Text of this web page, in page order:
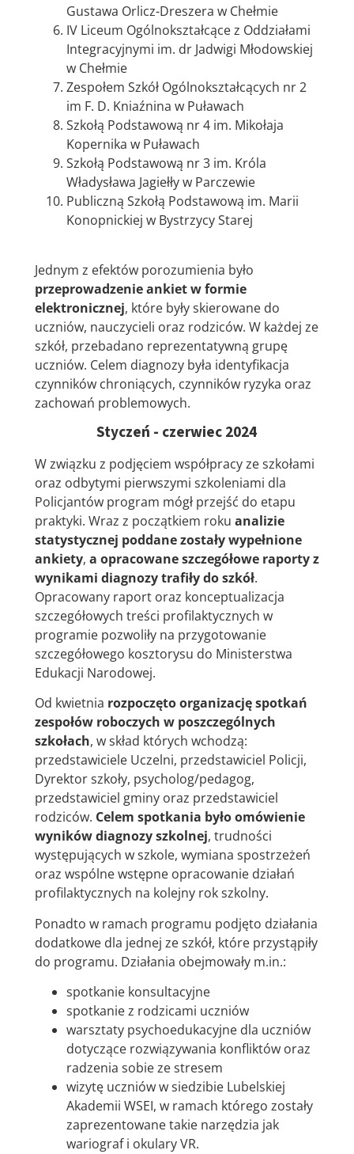
Gustawa Orlicz-Dreszera w Chełmie
IV Liceum Ogólnokształcące z Oddziałami
Integracyjnymi im. dr Jadwigi Młodowskiej
w Chełmie
Zespołem Szkół Ogólnokształcących nr 2
im F. D. Kniaźnina w Puławach
Szkołą Podstawową nr 4 im. Mikołaja
Kopernika w Puławach
Szkołą Podstawową nr 3 im. Króla
Władysława Jagiełły w Parczewie
Publiczną Szkołą Podstawową im. Marii
Konopnickiej w Bystrzycy Starej
Jednym z efektów porozumienia było
przeprowadzenie ankiet w formie
elektronicznej, które były skierowane do
uczniów, nauczycieli oraz rodziców. W każdej ze
szkół, przebadano reprezentatywną grupę
uczniów. Celem diagnozy była identyfikacja
czynników chroniących, czynników ryzyka oraz
zachowań problemowych.
Styczeń - czerwiec 2024
W związku z podjęciem współpracy ze szkołami
oraz odbytymi pierwszymi szkoleniami dla
Policjantów program mógł przejść do etapu
praktyki. Wraz z początkiem roku analizie
statystycznej poddane zostały wypełnione
ankiety, a opracowane szczegółowe raporty z
wynikami diagnozy trafiły do szkół.
Opracowany raport oraz konceptualizacja
szczegółowych treści profilaktycznych w
programie pozwoliły na przygotowanie
szczegółowego kosztorysu do Ministerstwa
Edukacji Narodowej.
Od kwietnia rozpoczęto organizację spotkań
zespołów roboczych w poszczególnych
szkołach, w skład których wchodzą:
przedstawiciele Uczelni, przedstawiciel Policji,
Dyrektor szkoły, psycholog/pedagog,
przedstawiciel gminy oraz przedstawiciel
rodziców. Celem spotkania było omówienie
wyników diagnozy szkolnej, trudności
występujących w szkole, wymiana spostrzeżeń
oraz wspólne wstępne opracowanie działań
profilaktycznych na kolejny rok szkolny.
Ponadto w ramach programu podjęto działania
dodatkowe dla jednej ze szkół, które przystąpiły
do programu. Działania obejmowały m.in.:
spotkanie konsultacyjne
spotkanie z rodzicami uczniów
warsztaty psychoedukacyjne dla uczniów
dotyczące rozwiązywania konfliktów oraz
radzenia sobie ze stresem
wizytę uczniów w siedzibie Lubelskiej
Akademii WSEI, w ramach którego zostały
zaprezentowane takie narzędzia jak
wariograf i okulary VR.